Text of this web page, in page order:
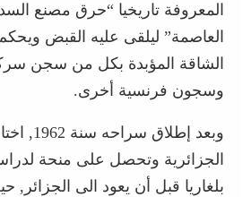
المعروفة تاريخيا “حرق مصنع
العاصمة” ليلقى عليه القبض
الشاقة المؤبدة بكل من سجن
وسجون فرنسية أخرى.
وبعد إطلاق
الجزائرية وتحصل على منحة
بلغاريا قبل أن يعود الى الجزائر,